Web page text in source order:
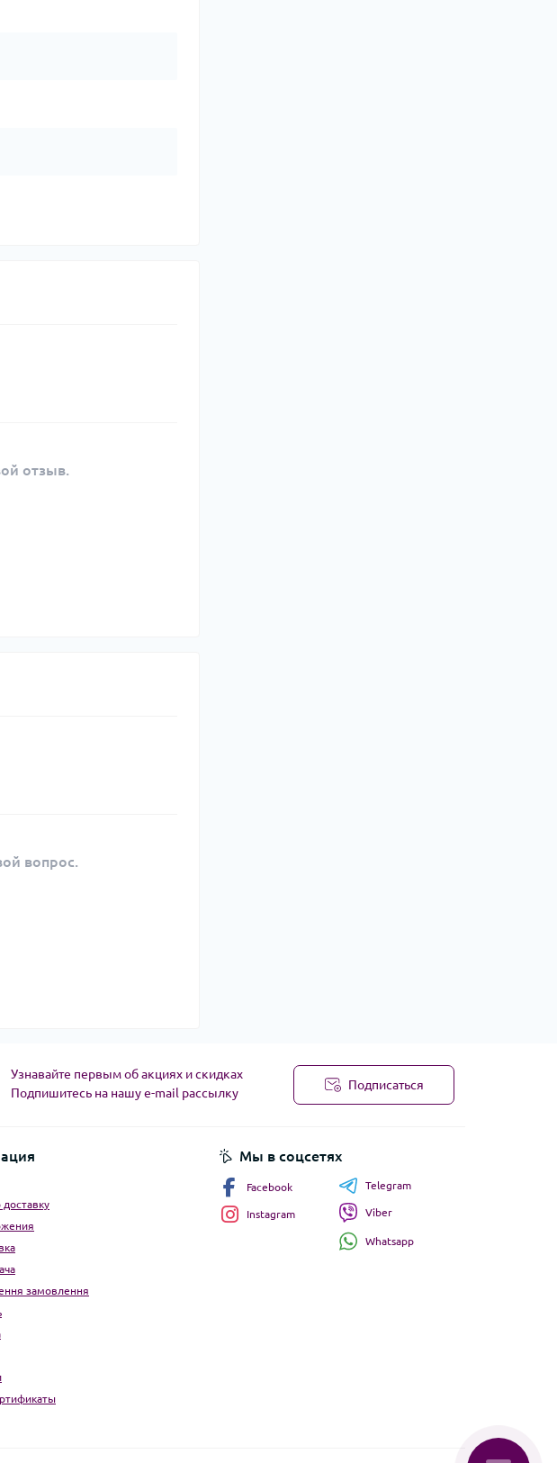
отзыв.
вопрос.
Узнавайте первым об акциях и скидках
Подпишитесь на нашу e-mail рассылку
Подписаться
доставку
замовлення
Мы в соцсетях
Facebook
Instagram
Telegram
Viber
Whatsapp